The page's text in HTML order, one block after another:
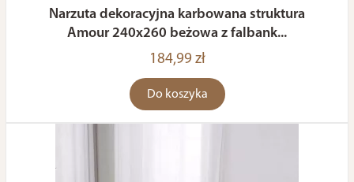
Narzuta dekoracyjna karbowana struktura
Amour 240x260 beżowa z falbank...
184,99 zł
Do koszyka